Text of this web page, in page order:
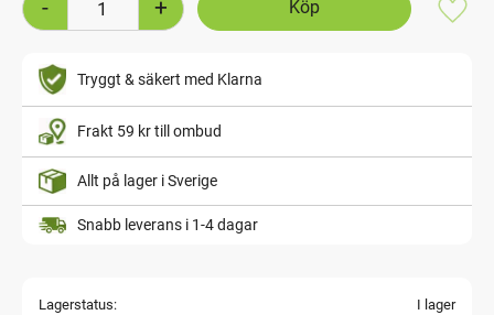
+
-
Tryggt & säkert med Klarna
Frakt 59 kr till ombud
Allt på lager i Sverige
Snabb leverans i 1-4 dagar
Lagerstatus
I lager